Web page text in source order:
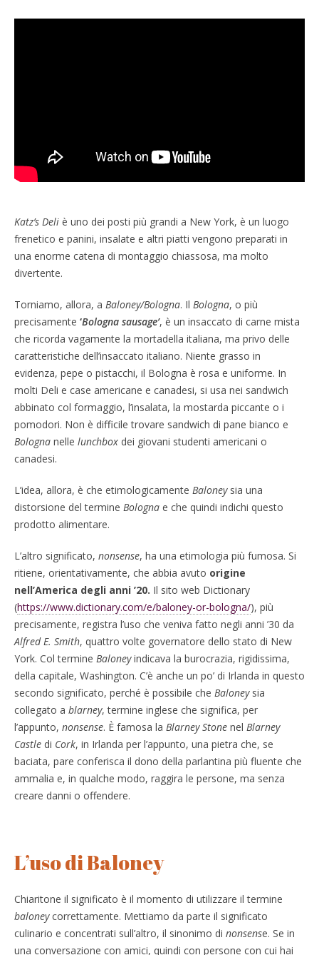
Katz’s Deli è uno dei posti più grandi a New York, è un luogo
frenetico e panini, insalate e altri piatti vengono preparati in
una enorme catena di montaggio chiassosa, ma molto
divertente.
Torniamo, allora, a Baloney/Bologna. Il Bologna, o più
precisamente ‘Bologna sausage’, è un insaccato di carne mista
che ricorda vagamente la mortadella italiana, ma privo delle
caratteristiche dell’insaccato italiano. Niente grasso in
evidenza, pepe o pistacchi, il Bologna è rosa e uniforme. In
molti Deli e case americane e canadesi, si usa nei sandwich
abbinato col formaggio, l’insalata, la mostarda piccante o i
pomodori. Non è difficile trovare sandwich di pane bianco e
Bologna nelle lunchbox dei giovani studenti americani o
canadesi.
L’idea, allora, è che etimologicamente Baloneysia una
distorsione del termine Bologna e che quindi indichi questo
prodotto alimentare.
L’altro significato, nonsense, ha una etimologia più fumosa. Si
ritiene, orientativamente, che abbia avuto origine
nell’America degli anni ’20. Il sito web Dictionary
(https://www.dictionary.com/e/baloney-or-bologna/), più
precisamente, registra l’uso che veniva fatto negli anni ’30 da
Alfred E. Smith, quattro volte governatore dello stato di New
York. Col termine Baloneyindicava la burocrazia, rigidissima,
della capitale, Washington. C’è anche un po’ di Irlanda in questo
secondo significato, perché è possibile che Baloney sia
collegato a blarney, termine inglese che significa, per
l’appunto, nonsense. È famosa la Blarney Stone nel Blarney
Castle di Cork, in Irlanda per l’appunto, una pietra che, se
baciata, pare conferisca il dono della parlantina più fluente che
ammalia e, in qualche modo, raggira le persone, ma senza
creare danni o offendere.
L’uso di Baloney
Chiaritone il significato è il momento di utilizzare il termine
baloneycorrettamente. Mettiamo da parte il significato
culinario e concentrati sull’altro, il sinonimo di nonsense. Se in
una conversazione con amici, quindi con persone con cui hai